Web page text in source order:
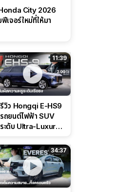
City 2026
เจอร์ใหม่ที่ให้มา
11:39
รีวิว Hongqi E-HS9
รถยนต์ไฟฟ้า SUV
ระดับ Ultra-Luxury
CDC นุ่มหนึบเหนือ
ระดับ
34:37